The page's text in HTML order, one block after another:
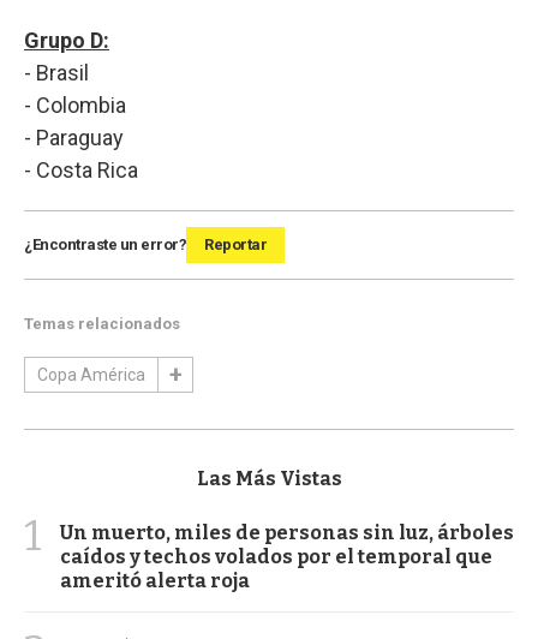
Grupo D:
- Brasil
- Colombia
- Paraguay
- Costa Rica
¿Encontraste un error? Reportar
Temas relacionados
Copa América
Las Más Vistas
1
Un muerto, miles de personas sin luz, árboles
caídos y techos volados por el temporal que
ameritó alerta roja